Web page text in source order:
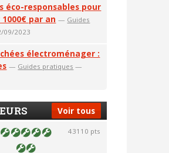
éco-responsables pour
par an — Guides
2023
électroménager :
— Guides pratiques —
Voir tous
43110 pts